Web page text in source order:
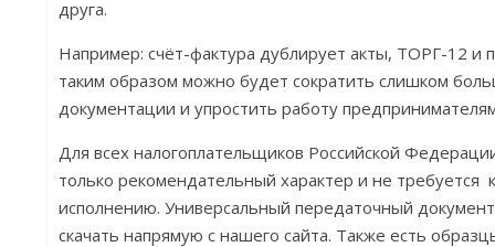
друга.
Например: счёт-фактура дублирует акты, ТОРГ-12 и
таким образом можно будет сократить слишком
документации и упростить работу
Для всех налогоплательщиков Российской
только рекомендательный характер и не требуется
исполнению. Универсальный передаточный
скачать напрямую с нашего сайта. Также есть